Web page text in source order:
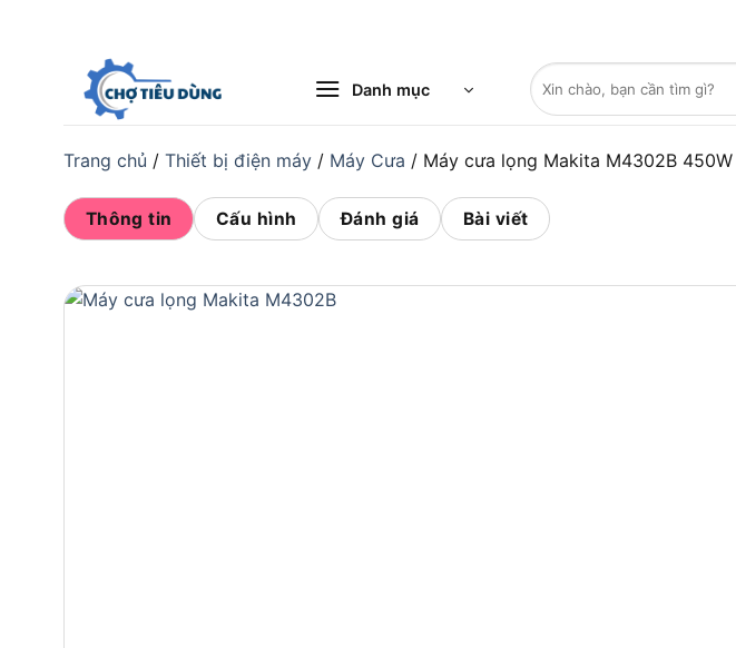
Danh mục
Tìm
kiếm:
Trang chủ / Thiết bị điện máy / Máy Cưa / Máy cưa lọng Makita M4302B 450W
Thông tin Cấu hình Đánh giá Bài viết